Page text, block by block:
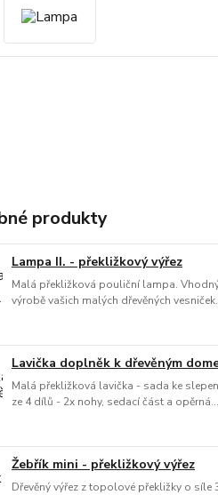
produkty
Lampa II. - překližkový výřez
Malá překližková pouliční lampa.
výrobě vašich malých dřevěných vesniček.
Lavička doplněk k dřevěným
Malá překližková lavička - sada ke
ze 4 dílů - 2x nohy, sedací část a opěrná...
Žebřík mini - překližkový výřez
Dřevěný výřez z topolové překližky o síle